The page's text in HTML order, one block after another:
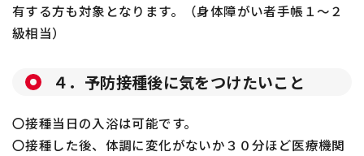
有する方も対象となります。（身体障がい者手帳１～２
級相当）
４．予防接種後に気をつけたいこと
〇接種当日の入浴は可能です。
〇接種した後、体調に変化がないか３０分ほど医療機関